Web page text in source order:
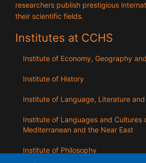
researchers publish prestigious
their scientific fields.
Institutes at CCHS
Institute of Economy, Geography
Institute of History
Institute of Language, Literature
Institute of Languages ​​and Cultures
Mediterranean and the Near East
Institute of Philosophy